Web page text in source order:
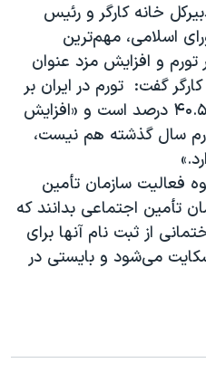
خانه کارگر و رئیس
اسلامی، مهم‌ترین
تورم و افزایش مزد عنوان
گفت: ‌ تورم در ایران بر
اساس گزارش مرکز آمار ایران ۴۰.۵ درصد است و «افزایش
تورم سال گذشته هم نیست،
فعالیت سازمان تأمین
تأمین اجتماعی بدانند که
از ثبت نام آنها برای
می‌شود و بایستی در